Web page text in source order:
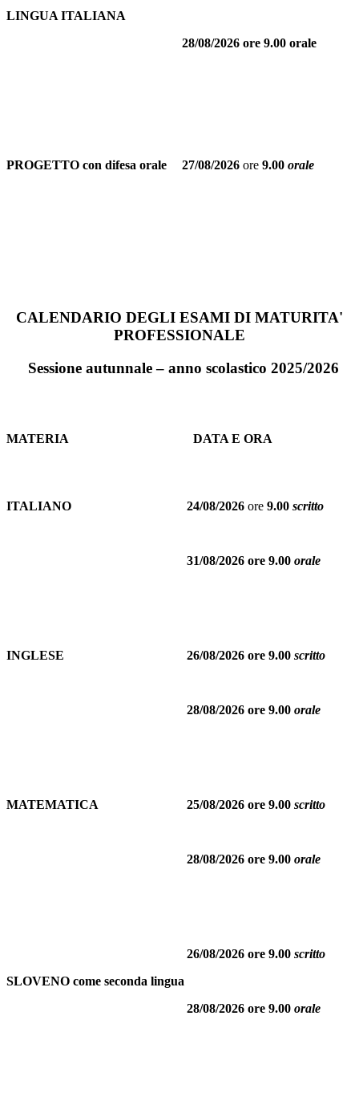
LINGUA ITALIANA
28/08/2026 ore 9.00 orale
PROGETTO con difesa orale 27/08/2026 ore 9.00 orale
CALENDARIO DEGLI ESAMI DI MATURITA'
PROFESSIONALE
Sessione autunnale – anno scolastico 2025/2026
MATERIA DATA E ORA
ITALIANO 24/08/2026 ore 9.00 scritto
31/08/2026 ore 9.00 orale
INGLESE 26/08/2026 ore 9.00 scritto
28/08/2026 ore 9.00 orale
MATEMATICA 25/08/2026 ore 9.00 scritto
28/08/2026 ore 9.00 orale
SLOVENO come seconda lingua
26/08/2026 ore 9.00 scritto
28/08/2026 ore 9.00 orale